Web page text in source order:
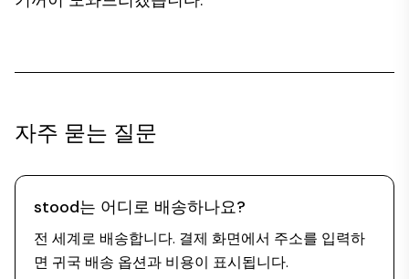
자주 묻는 질문
stood는 어디로 배송하나요?
전 세계로 배송합니다. 결제 화면에서 주소를 입력하
면 귀국 배송 옵션과 비용이 표시됩니다.